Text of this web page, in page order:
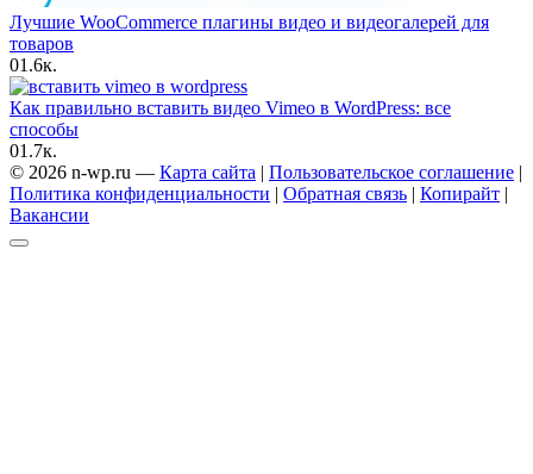
Лучшие WooCommerce плагины видео и видеогалерей для
товаров
01.6к.
Как правильно вставить видео Vimeo в WordPress: все
способы
01.7к.
© 2026 n-wp.ru — Карта сайта | Пользовательское соглашение |
Политика конфиденциальности | Обратная связь | Копирайт |
Вакансии